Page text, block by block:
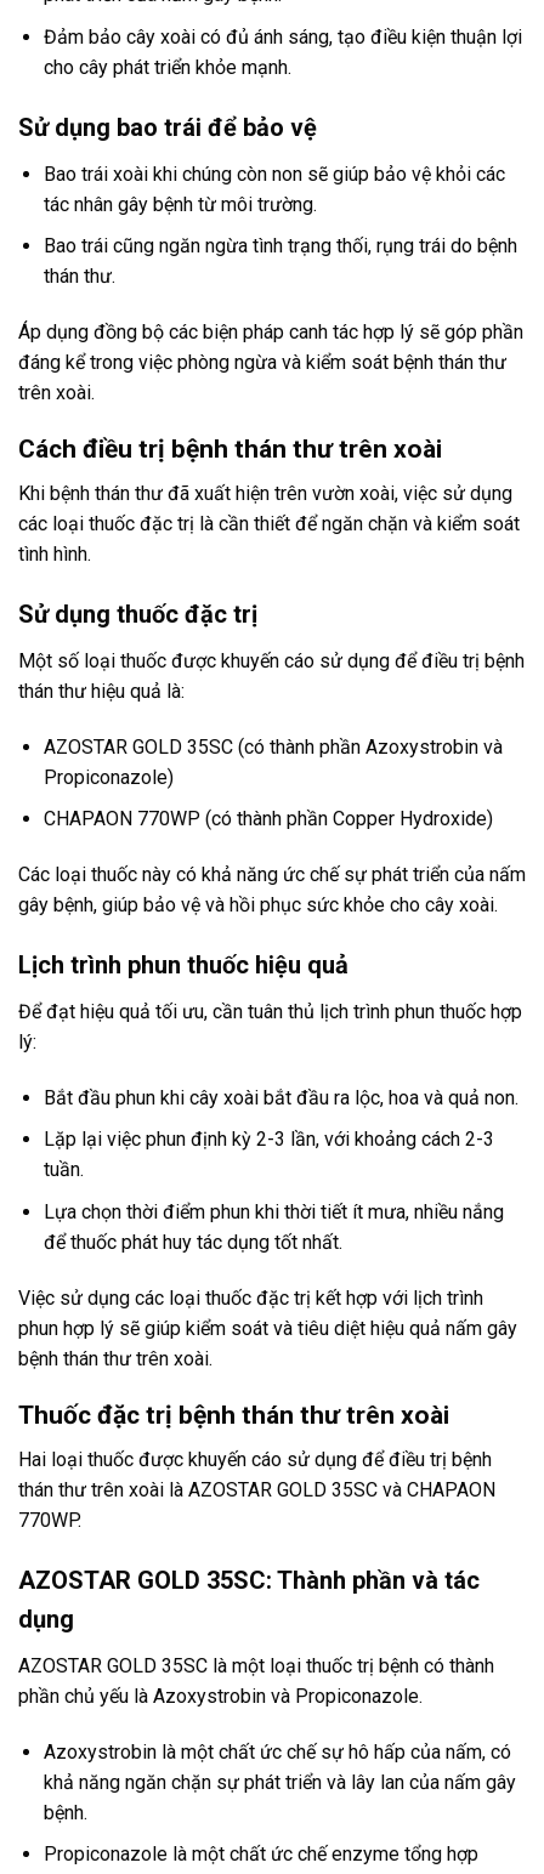
Đảm bảo cây xoài có đủ ánh sáng, tạo điều kiện thuận lợi
cho cây phát triển khỏe mạnh.
Sử dụng bao trái để bảo vệ
Bao trái xoài khi chúng còn non sẽ giúp bảo vệ khỏi các
tác nhân gây bệnh từ môi trường.
Bao trái cũng ngăn ngừa tình trạng thối, rụng trái do bệnh
thán thư.
Áp dụng đồng bộ các biện pháp canh tác hợp lý sẽ góp phần
đáng kể trong việc phòng ngừa và kiểm soát bệnh thán thư
trên xoài.
Cách điều trị bệnh thán thư trên xoài
Khi bệnh thán thư đã xuất hiện trên vườn xoài, việc sử dụng
các loại thuốc đặc trị là cần thiết để ngăn chặn và kiểm soát
tình hình.
Sử dụng thuốc đặc trị
Một số loại thuốc được khuyến cáo sử dụng để điều trị bệnh
thán thư hiệu quả là:
AZOSTAR GOLD 35SC (có thành phần Azoxystrobin và
Propiconazole)
CHAPAON 770WP (có thành phần Copper Hydroxide)
Các loại thuốc này có khả năng ức chế sự phát triển của nấm
gây bệnh, giúp bảo vệ và hồi phục sức khỏe cho cây xoài.
Lịch trình phun thuốc hiệu quả
Để đạt hiệu quả tối ưu, cần tuân thủ lịch trình phun thuốc hợp
lý:
Bắt đầu phun khi cây xoài bắt đầu ra lộc, hoa và quả non.
Lặp lại việc phun định kỳ 2-3 lần, với khoảng cách 2-3
tuần.
Lựa chọn thời điểm phun khi thời tiết ít mưa, nhiều nắng
để thuốc phát huy tác dụng tốt nhất.
Việc sử dụng các loại thuốc đặc trị kết hợp với lịch trình
phun hợp lý sẽ giúp kiểm soát và tiêu diệt hiệu quả nấm gây
bệnh thán thư trên xoài.
Thuốc đặc trị bệnh thán thư trên xoài
Hai loại thuốc được khuyến cáo sử dụng để điều trị bệnh
thán thư trên xoài là AZOSTAR GOLD 35SC và CHAPAON
770WP.
AZOSTAR GOLD 35SC: Thành phần và tác
dụng
AZOSTAR GOLD 35SC là một loại thuốc trị bệnh có thành
phần chủ yếu là Azoxystrobin và Propiconazole.
Azoxystrobin là một chất ức chế sự hô hấp của nấm, có
khả năng ngăn chặn sự phát triển và lây lan của nấm gây
bệnh.
Propiconazole là một chất ức chế enzyme tổng hợp